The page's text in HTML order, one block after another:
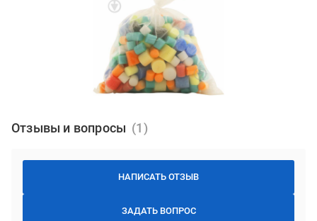
Отзывы и вопросы
НАПИСАТЬ ОТЗЫВ
ЗАДАТЬ ВОПРОС